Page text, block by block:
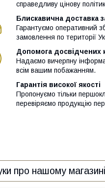
справедливу цінову
Блискавична доставка
Гарантуємо оперативний
замовлення по території
Допомога досвідчених
Надаємо вичерпну
всім вашим побажанням.
Гарантія високої якості
Пропонуємо тільки
перевіряємо продукцію
про нашому магазині